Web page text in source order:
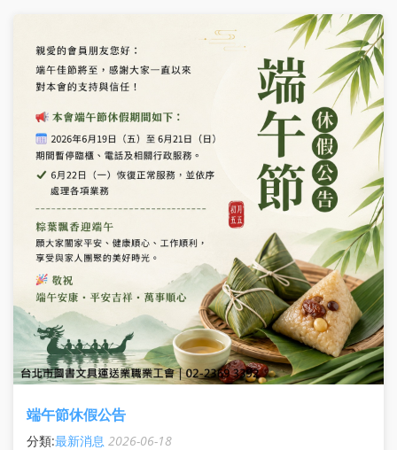
端午節休假公告
分類:最新消息 2026-06-18